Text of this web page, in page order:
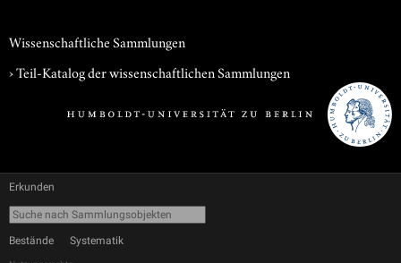
Wissenschaftliche Sammlungen
› Teil-Katalog der wissenschaftlichen Sammlungen
Erkunden
Bestände Systematik